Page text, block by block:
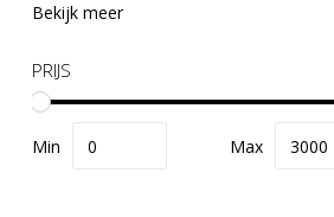
Bekijk meer
PRIJS
Min Max